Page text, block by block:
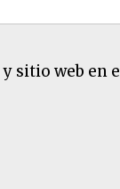
sitio web en